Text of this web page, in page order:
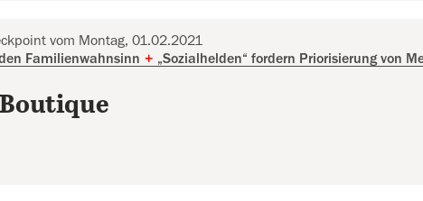
vom Montag, 01.02.2021
Familienwahnsinn + „Sozialhelden“ fordern Priorisierung von